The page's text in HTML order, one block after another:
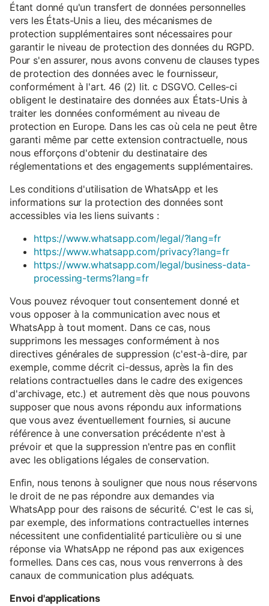
Étant donné qu'un transfert de données personnelles
vers les États-Unis a lieu, des mécanismes de
protection supplémentaires sont nécessaires pour
garantir le niveau de protection des données du RGPD.
Pour s'en assurer, nous avons convenu de clauses types
de protection des données avec le fournisseur,
conformément à l'art. 46 (2) lit. c DSGVO. Celles-ci
obligent le destinataire des données aux États-Unis à
traiter les données conformément au niveau de
protection en Europe. Dans les cas où cela ne peut être
garanti même par cette extension contractuelle, nous
nous efforçons d'obtenir du destinataire des
réglementations et des engagements supplémentaires.
Les conditions d'utilisation de WhatsApp et les
informations sur la protection des données sont
accessibles via les liens suivants :
https://www.whatsapp.com/legal/?lang=fr
https://www.whatsapp.com/privacy?lang=fr
https://www.whatsapp.com/legal/business-data-
processing-terms?lang=fr
Vous pouvez révoquer tout consentement donné et
vous opposer à la communication avec nous et
WhatsApp à tout moment. Dans ce cas, nous
supprimons les messages conformément à nos
directives générales de suppression (c'est-à-dire, par
exemple, comme décrit ci-dessus, après la fin des
relations contractuelles dans le cadre des exigences
d'archivage, etc.) et autrement dès que nous pouvons
supposer que nous avons répondu aux informations
que vous avez éventuellement fournies, si aucune
référence à une conversation précédente n'est à
prévoir et que la suppression n'entre pas en conflit
avec les obligations légales de conservation.
Enfin, nous tenons à souligner que nous nous réservons
le droit de ne pas répondre aux demandes via
WhatsApp pour des raisons de sécurité. C'est le cas si,
par exemple, des informations contractuelles internes
nécessitent une confidentialité particulière ou si une
réponse via WhatsApp ne répond pas aux exigences
formelles. Dans ces cas, nous vous renverrons à des
canaux de communication plus adéquats.
Envoi d'applications